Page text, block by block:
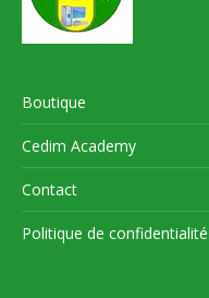
Boutique
Cedim Academy
Contact
Politique de confidentialité